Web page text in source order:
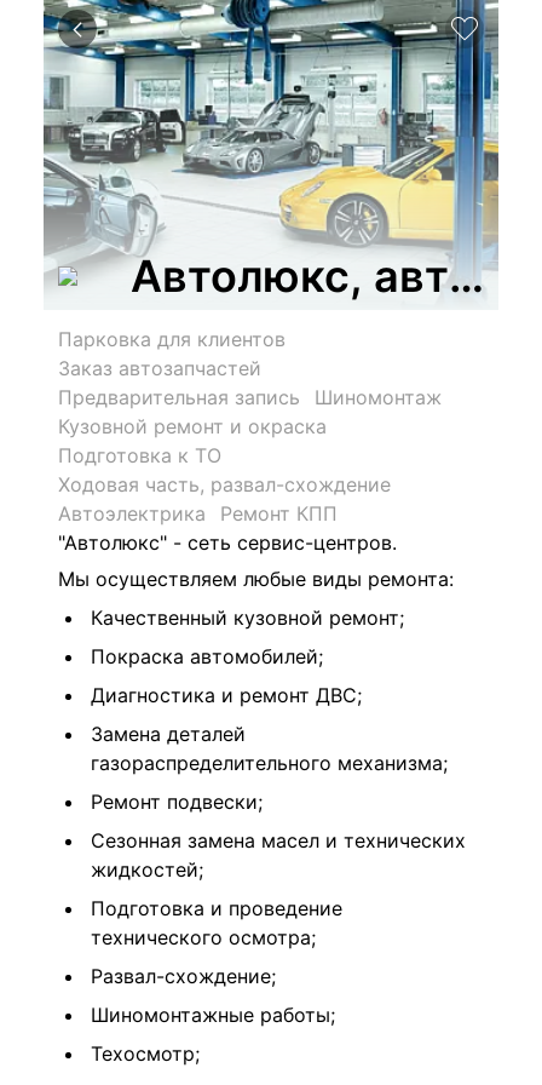
Автолюкс,
Парковка для клиентов
Заказ автозапчастей
Предварительная запись
Шиномонтаж
Кузовной ремонт и окраска
Подготовка к ТО
Ходовая часть, развал-схождение
Автоэлектрика
Ремонт КПП
"Автолюкс" - сеть сервис-центров.
Мы осуществляем любые виды ремонта:
Качественный кузовной ремонт;
Покраска автомобилей;
Диагностика и ремонт ДВС;
Замена деталей
газораспределительного механизма;
Ремонт подвески;
Сезонная замена масел и технических
жидкостей;
Подготовка и проведение
технического осмотра;
Развал-схождение;
Шиномонтажные работы;
Техосмотр;